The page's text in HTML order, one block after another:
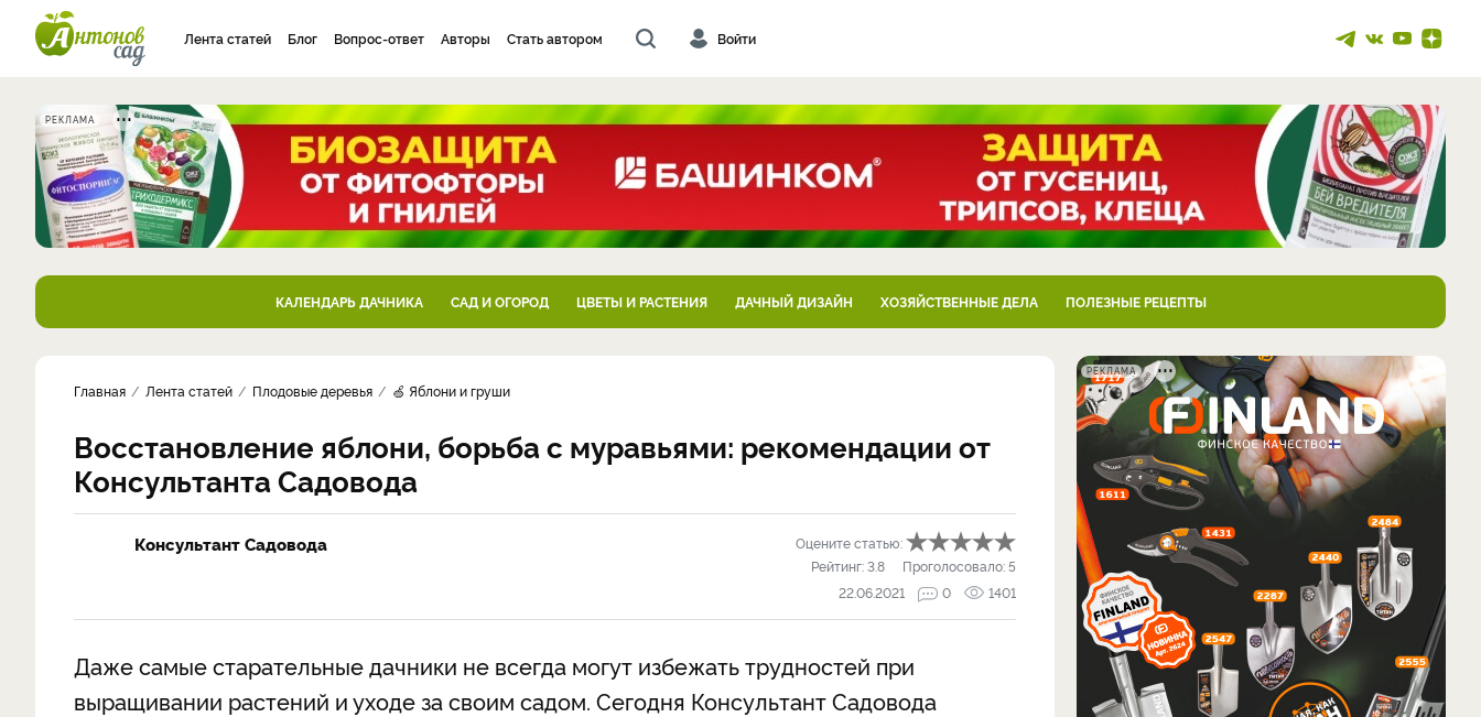
Лента статей Блог Вопрос-ответ Авторы Стать автором Войти
РЕКЛАМА
КАЛЕНДАРЬ ДАЧНИКА САД И ОГОРОД ЦВЕТЫ И РАСТЕНИЯ ДАЧНЫЙ ДИЗАЙН ХОЗЯЙСТВЕННЫЕ ДЕЛА ПОЛЕЗНЫЕ РЕЦЕПТЫ
Главная Лента статей Плодовые деревья 🍏 Яблони и груши
Восстановление яблони, борьба с муравьями: рекомендации от
Консультанта Садовода
Консультант Садовода
Оцените статью:
Рейтинг:3.8 Проголосовало:5
22.06.2021
0 1401
Даже самые старательные дачники не всегда могут избежать трудностей при
выращивании растений и уходе за своим садом. Сегодня Консультант Садовода
РЕКЛАМА